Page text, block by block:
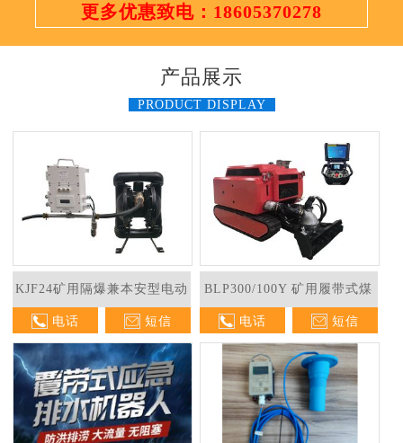
更多优惠致电：18605370278
产品展示
PRODUCT DISPLAY
KJF24矿用隔爆兼本安型电动
电话 短信
BLP300/100Y 矿用履带式煤
电话 短信